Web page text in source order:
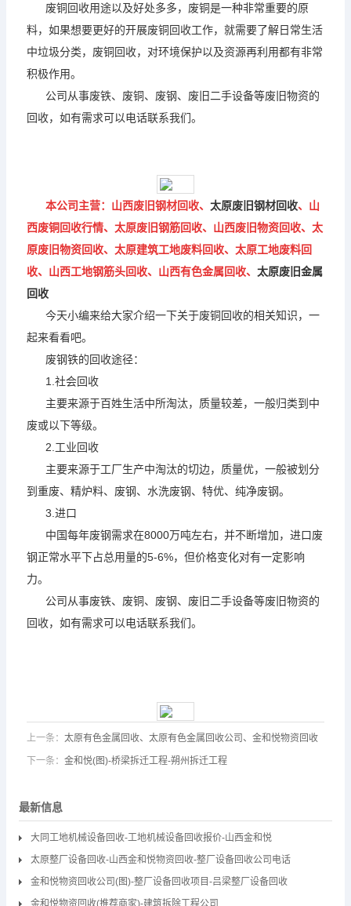
废铜回收用途以及好处多多，废铜是一种非常重要的原
料，如果想要更好的开展废铜回收工作，就需要了解日常生活
中垃圾分类，废铜回收，对环境保护以及资源再利用都有非常
积极作用。
公司从事废铁、废铜、废钢、废旧二手设备等废旧物资的
回收，如有需求可以电话联系我们。
本公司主营：山西废旧钢材回收、 太原废旧钢材回收、山
西废铜回收行情、太原废旧钢筋回收、山西废旧物资回收、太
原废旧物资回收、太原建筑工地废料回收、太原工地废料回
收、山西工地钢筋头回收、山西有色金属回收、 太原废旧金属
回收
今天小编来给大家介绍一下关于废铜回收的相关知识，一
起来看看吧。
废钢铁的回收途径：
1.社会回收
主要来源于百姓生活中所淘汰，质量较差，一般归类到中
废或以下等级。
2. 工业回收
主要来源于工厂生产中淘汰的切边，质量优，一般被划分
到重废、精炉料、废钢、水洗废钢、特优、纯净废钢。
3. 进口
中国每年废钢需求在8000万吨左右，并不断增加，进口废
钢正常水平下占总用量的5-6%，但价格变化对有一定影响
力。
公司从事废铁、废铜、废钢、废旧二手设备等废旧物资的
回收，如有需求可以电话联系我们。
上一条： 太原有色金属回收、太原有色金属回收公司、金和悦物资回收
下一条： 金和悦(图)-桥梁拆迁工程-朔州拆迁工程
最新信息
大同工地机械设备回收-工地机械设备回收报价-山西金和悦
太原整厂设备回收-山西金和悦物资回收-整厂设备回收公司电话
金和悦物资回收公司(图)-整厂设备回收项目-吕梁整厂设备回收
金和悦物资回收(推荐商家)-建筑拆除工程公司